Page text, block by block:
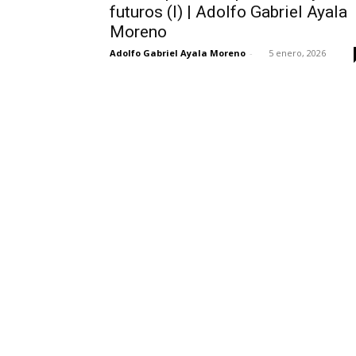
futuros (I) | Adolfo Gabriel Ayala
Moreno
Adolfo Gabriel Ayala Moreno - 5 enero, 2026